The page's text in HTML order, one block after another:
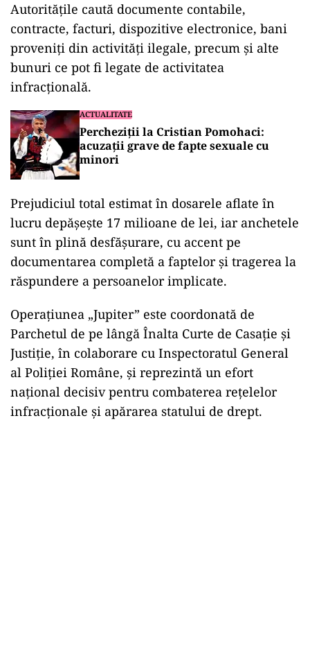
Autorităţile caută documente contabile,
contracte, facturi, dispozitive electronice, bani
proveniţi din activităţi ilegale, precum şi alte
bunuri ce pot fi legate de activitatea
infracţională.
ACTUALITATE
Percheziții la Cristian Pomohaci:
acuzații grave de fapte sexuale cu
minori
Prejudiciul total estimat în dosarele aflate în
lucru depăşeşte 17 milioane de lei, iar anchetele
sunt în plină desfăşurare, cu accent pe
documentarea completă a faptelor şi tragerea la
răspundere a persoanelor implicate.
Operaţiunea „Jupiter” este coordonată de
Parchetul de pe lângă Înalta Curte de Casaţie şi
Justiţie, în colaborare cu Inspectoratul General
al Poliţiei Române, şi reprezintă un efort
naţional decisiv pentru combaterea reţelelor
infracţionale şi apărarea statului de drept.